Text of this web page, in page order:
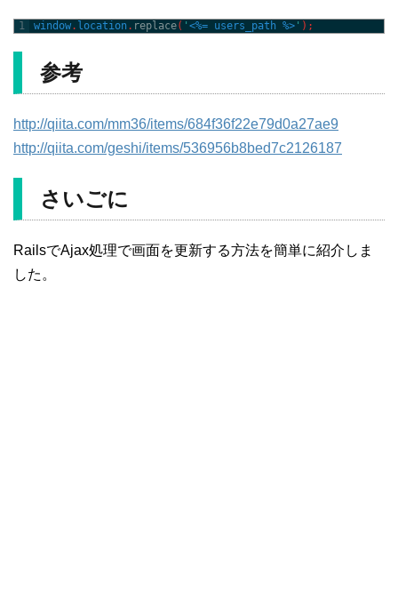
1 window. location. replace( ' <%= users_path %> ' ) ;
参考
http://qiita.com/mm36/items/684f36f22e79d0a27ae9
http://qiita.com/geshi/items/536956b8bed7c2126187
さいごに
RailsでAjax処理で画面を更新する方法を簡単に紹介しま
した。